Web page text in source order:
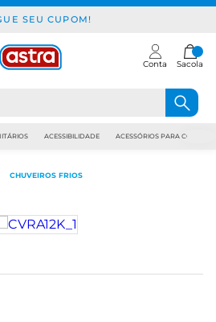
SEU CUPOM!
Conta Sacola
ACESSIBILIDADE ACESSÓRIOS PARA
CHUVEIROS FRIOS